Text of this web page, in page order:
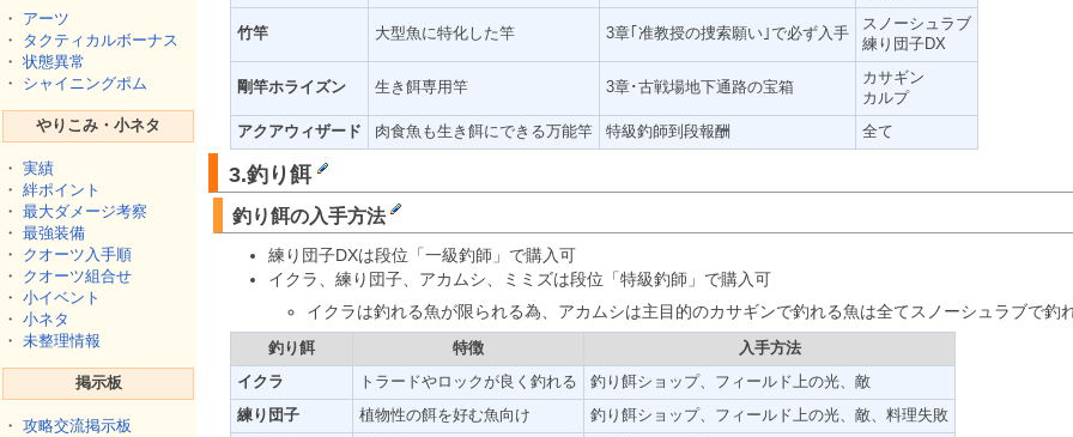
・ アーツ
・ タクティカルボーナス
・ 状態異常
・ シャイニングポム
やりこみ・小ネタ
・ 実績
・ 絆ポイント
・ 最大ダメージ考察
・ 最強装備
・ クオーツ入手順
・ クオーツ組合せ
・ 小イベント
・ 小ネタ
・ 未整理情報
掲示板
・ 攻略交流掲示板
竹竿 大型魚に特化した竿 3章｢准教授の捜索願い｣で必ず入手
スノーシュラブ
練り団子DX
剛竿ホライズン 生き餌専用竿 3章･古戦場地下通路の宝箱
カサギン
カルプ
アクアウィザード
肉食魚も生き餌にできる万能竿 特級釣師到段報酬 全て
3.釣り餌
釣り餌の入手方法
練り団子DXは段位「一級釣師」で購入可
イクラ、練り団子、アカムシ、ミミズは段位「特級釣師」で購入可
イクラは釣れる魚が限られる為、アカムシは主目的のカサギンで釣れる魚は全てスノーシュラブで釣
釣り餌 特徴
入手方法
イクラ
トラードやロックが良く釣れる
釣り餌ショップ、フィールド上の光、敵
練り団子
植物性の餌を好む魚向け
釣り餌ショップ、フィールド上の光、敵、料理失敗